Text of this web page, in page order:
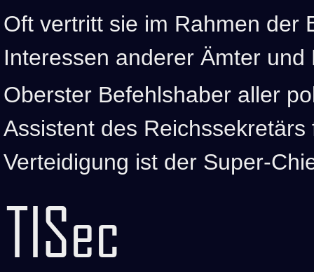
Oft vertritt sie im Rahmen der
Interessen anderer Ämter und
Oberster Befehlshaber aller
Assistent des
Verteidigung ist der Super-
TISec